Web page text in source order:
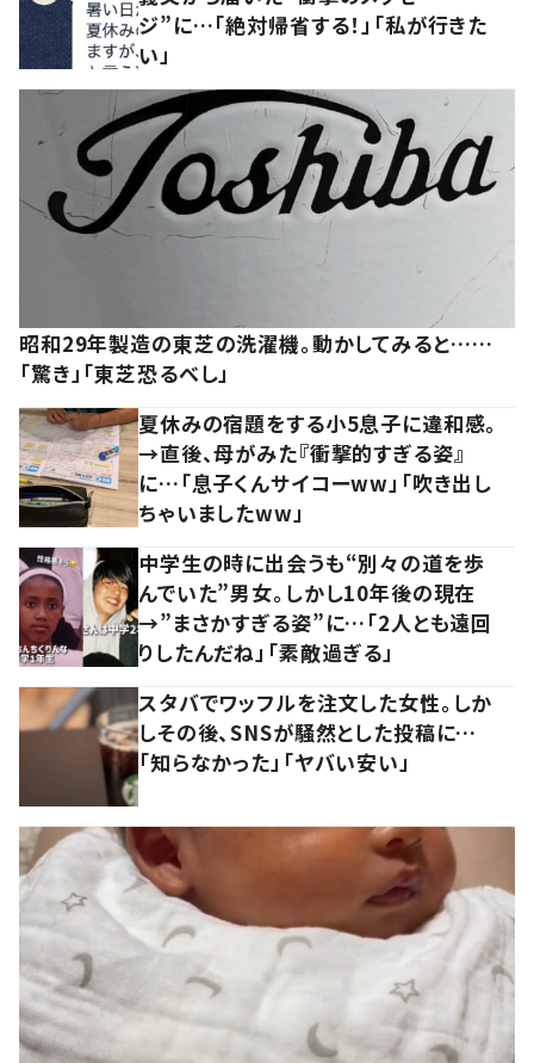
ジ”に…「絶対帰省する！」「私が行きた
い」
昭和29年製造の東芝の洗濯機。動かしてみると……
「驚き」「東芝恐るべし」
夏休みの宿題をする小5息子に違和感。
→直後、母がみた『衝撃的すぎる姿』
に…「息子くんサイコーww」「吹き出し
ちゃいましたww」
中学生の時に出会うも“別々の道を歩
んでいた”男女。しかし10年後の現在
→”まさかすぎる姿”に…「2人とも遠回
りしたんだね」「素敵過ぎる」
スタバでワッフルを注文した女性。しか
しその後、SNSが騒然とした投稿に…
「知らなかった」「ヤバい安い」